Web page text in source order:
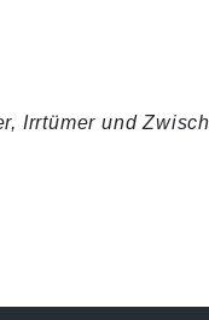
Irrtümer und